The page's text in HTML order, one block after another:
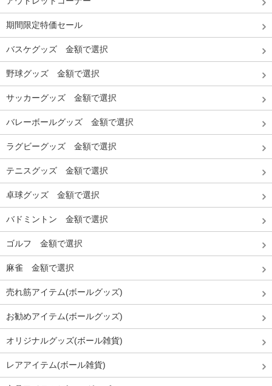
期間限定特価セール
バスケグッズ 金額で選択
野球グッズ 金額で選択
サッカーグッズ 金額で選択
バレーボールグッズ 金額で選択
ラグビーグッズ 金額で選択
テニスグッズ 金額で選択
卓球グッズ 金額で選択
バドミントン 金額で選択
ゴルフ 金額で選択
麻雀 金額で選択
売れ筋アイテム(ボールグッズ)
お勧めアイテム(ボールグッズ)
オリジナルグッズ(ボール雑貨)
レアアイテム(ボール雑貨)